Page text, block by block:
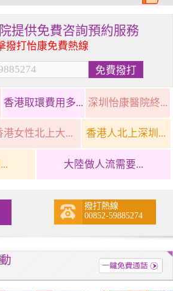
提供免費咨詢預約服務
撥打怡康免費熱線
香港取環費用多... 深圳怡康醫院終...
港女性北上大... 香港人北上深圳...
大陸做人流需要...
撥打熱線
00852-59885274